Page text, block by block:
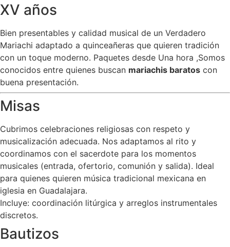
XV años
Bien presentables y calidad musical de un Verdadero
Mariachi adaptado a quinceañeras que quieren tradición
con un toque moderno. Paquetes desde Una hora ,Somos
conocidos entre quienes buscan mariachis baratos con
buena presentación.
Misas
Cubrimos celebraciones religiosas con respeto y
musicalización adecuada. Nos adaptamos al rito y
coordinamos con el sacerdote para los momentos
musicales (entrada, ofertorio, comunión y salida). Ideal
para quienes quieren música tradicional mexicana en
iglesia en Guadalajara.
Incluye: coordinación litúrgica y arreglos instrumentales
discretos.
Bautizos